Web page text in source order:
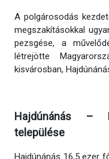
A polgárosodás
megszakításokkal
pezsgése, a
létrejötte
kisvárosban,
Hajdúnánás –
települése
Hajdúnánás 16,5 ezer